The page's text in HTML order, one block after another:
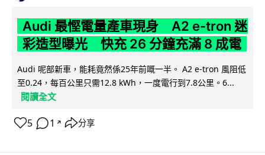
Audi 最慳電量產車現身 A2 e-tron 迷
彩造型曝光 快充 26 分鐘充滿 8 成電
Audi 呢部新車，能耗竟然係25年前嘅一半。 A2 e-tron 風阻低
至0.24，每百公里只需12.8 kWh，一度電行到7.8公里。6...
閱讀全文
5 1 ↗ 分享